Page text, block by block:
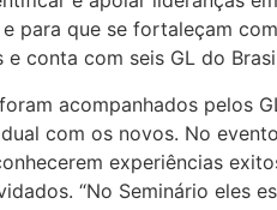
para que se fortaleçam
e conta com seis GL do
acompanhados pelos
com os novos. No
experiências
“No Seminário eles